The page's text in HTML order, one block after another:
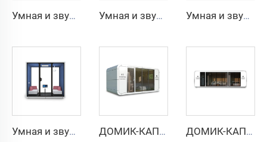
Умная и звукоизолированная кабина на 1 человека — серия Cyspace Y PRO Умная и звукоизолированная кабина на 2 человек — серия Cyspace Y PRO Умная и звукоизолированная кабина на 4 человек — серия Cyspace Y PRO
Умная и звукоизолированная кабина на 6 человек — серия Cyspace Y PRO ДОМИК-КАПСУЛА APPLE CABIN — серия Cyspace A6 ДОМИК-КАПСУЛА APPLE CABIN — серия Cyspace A9